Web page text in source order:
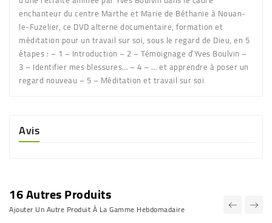
enchanteur du centre Marthe et Marie de Béthanie à Nouan-
le-Fuzelier, ce DVD alterne documentaire, formation et
méditation pour un travail sur soi, sous le regard de Dieu, en 5
étapes : – 1 – Introduction – 2 – Témoignage d’Yves Boulvin –
3 – Identifier mes blessures… – 4 – … et apprendre à poser un
regard nouveau – 5 – Méditation et travail sur soi
Avis
16 Autres Produits
Ajouter Un Autre Produit À La Gamme Hebdomadaire